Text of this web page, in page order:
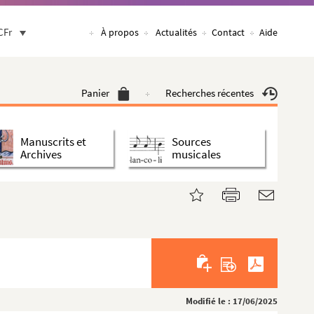
À propos Actualités Contact Aide
Panier Recherches récentes
Manuscrits et
Archives
Sources
musicales
Modifié le : 17/06/2025